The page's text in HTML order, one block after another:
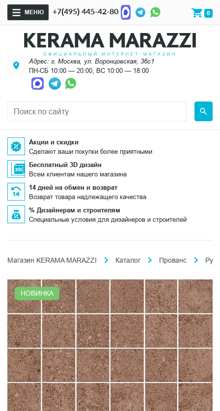
МЕНЮ +7(495) 445-42-80 0
Адрес: г. Москва, ул. Воронцовская, 36с1
ПН-СБ 10:00 — 20:00, ВС 10:00 — 18:00
Акции и скидки
Сделают ваши покупки более приятными
Бесплатный 3D дизайн
Всем клиентам нашего магазина
14 дней на обмен и возврат
Возврат товара надлежащего качества
% Дизайнерам и строителям
Специальные условия для дизайнеров и строителей
Магазин KERAMA MARAZZI Каталог Прованс
НОВИНКА